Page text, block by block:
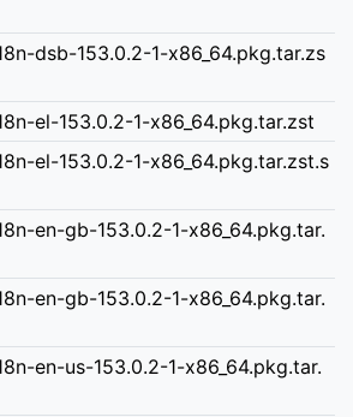
dsb-153.0.2-1-x86_64.pkg.tar.zs
el-153.0.2-1-x86_64.pkg.tar.zst
el-153.0.2-1-x86_64.pkg.tar.zst.s
en-gb-153.0.2-1-x86_64.pkg.tar.
en-gb-153.0.2-1-x86_64.pkg.tar.
en-us-153.0.2-1-x86_64.pkg.tar.